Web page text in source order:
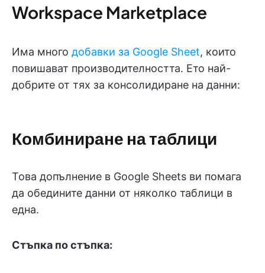
Workspace Marketplace
Има много добавки за Google Sheet, които
повишават производителността. Ето най-
добрите от тях за консолидиране на данни:
Комбиниране на таблици
Това допълнение в Google Sheets ви помага
да обедините данни от няколко таблици в
една.
Стъпка по стъпка: